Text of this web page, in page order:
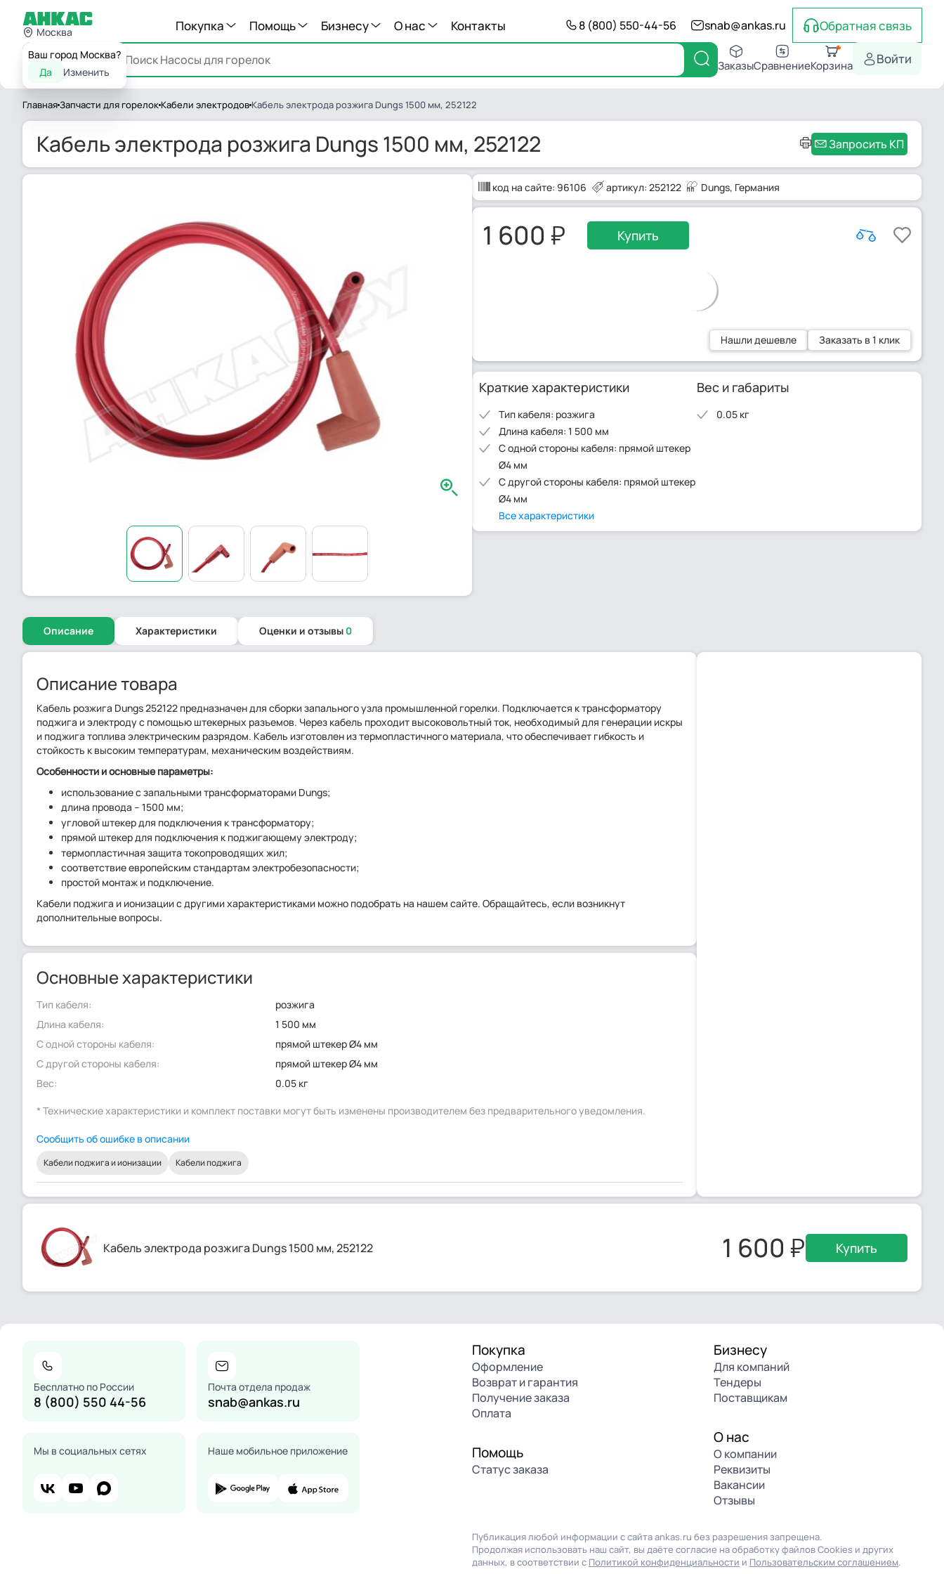
Москва
Ваш город Москва?
Да
Изменить
Покупка Помощь Бизнесу О нас Контакты 8 (800) 550-44-56 snab@ankas.ru Обратная связь
Каталог ЗаказыСравнениеКорзина Войти
ГлавнаяЗапчасти для горелок Кабели электродов Кабель электрода розжига Dungs 1500 мм, 252122
Кабель электрода розжига Dungs 1500 мм, 252122 Запросить КП
код на сайте: 96106 артикул: 252122 Dungs, Германия
1 600 Купить
Нашли дешевле Заказать в 1 клик
Краткие характеристики
Тип кабеля: розжига
Длина кабеля: 1 500 мм
С одной стороны кабеля: прямой штекер
Ø4 мм
С другой стороны кабеля: прямой штекер
Ø4 мм
Все характеристики
Вес и габариты
0.05 кг
Описание Характеристики Оценки и отзывы 0
Описание товара
Кабель розжига Dungs 252122 предназначен для сборки запального узла промышленной горелки. Подключается к трансформатору
поджига и электроду с помощью штекерных разъемов. Через кабель проходит высоковольтный ток, необходимый для генерации искры
и поджига топлива электрическим разрядом. Кабель изготовлен из термопластичного материала, что обеспечивает гибкость и
стойкость к высоким температурам, механическим воздействиям.
Особенности и основные параметры:
использование с запальными трансформаторами Dungs;
длина провода – 1500 мм;
угловой штекер для подключения к трансформатору;
прямой штекер для подключения к поджигающему электроду;
термопластичная защита токопроводящих жил;
соответствие европейским стандартам электробезопасности;
простой монтаж и подключение.
Кабели поджига и ионизации с другими характеристиками можно подобрать на нашем сайте. Обращайтесь, если возникнут
дополнительные вопросы.
Основные характеристики
Тип кабеля:
розжига
Длина кабеля:
1 500 мм
С одной стороны кабеля:
прямой штекер Ø4 мм
С другой стороны кабеля:
прямой штекер Ø4 мм
Вес:
0.05 кг
* Технические характеристики и комплект поставки могут быть изменены производителем без предварительного уведомления.
Сообщить об ошибке в описании
Кабели поджига и ионизации Кабели поджига
Кабель электрода розжига Dungs 1500 мм, 252122 1 600 Купить
Бесплатно по России
8 (800) 550 44-56
Почта отдела продаж
snab@ankas.ru
Мы в социальных сетях Наше мобильное приложение
Покупка
Оформление
Возврат и гарантия
Получение заказа
Оплата
Помощь
Статус заказа
Бизнесу
Для компаний
Тендеры
Поставщикам
О нас
О компании
Реквизиты
Вакансии
Отзывы
Публикация любой информации с сайта ankas.ru без разрешения запрещена.
Продолжая использовать наш сайт, вы даёте согласие на обработку файлов Cookies и других
данных, в соответствии с Политикой конфиденциальности и Пользовательским соглашением.